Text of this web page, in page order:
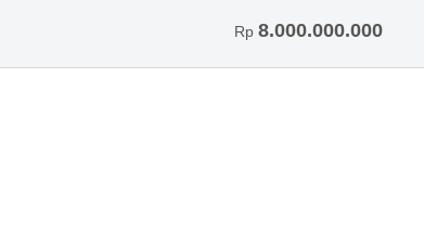
Rp 8.000.000.000